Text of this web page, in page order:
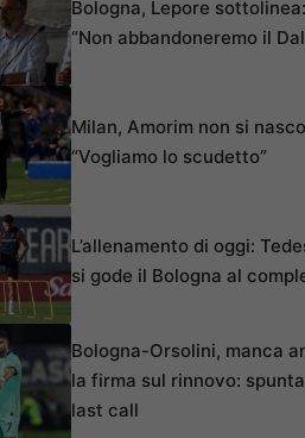
Bologna, Lepore sottolinea:
“Non abbandoneremo il
Milan, Amorim non si
“Vogliamo lo scudetto”
L’allenamento di oggi:
si gode il Bologna al
Bologna-Orsolini, manca
la firma sul rinnovo:
last call